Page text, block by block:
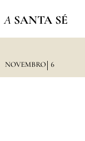
A SANTA SÉ
NOVEMBRO 6